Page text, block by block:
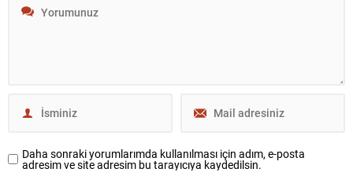
Daha sonraki yorumlarımda kullanılması için adım, e-posta
adresim ve site adresim bu tarayıcıya kaydedilsin.